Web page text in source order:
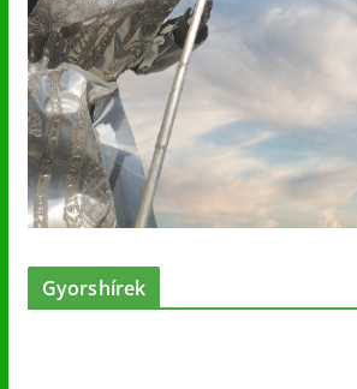
Gyorshírek